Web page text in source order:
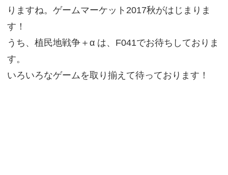
りますね。ゲームマーケット2017秋がはじまりま
す！
うち、植民地戦争＋α は、F041でお待ちしておりま
す。
いろいろなゲームを取り揃えて待っております！